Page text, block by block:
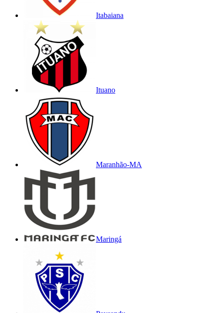
Itabaiana
Ituano
Maranhão-MA
Maringá